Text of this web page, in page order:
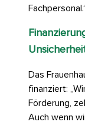
Das
finanziert:
Förderung,
Auch wenn